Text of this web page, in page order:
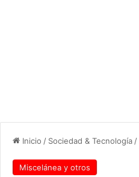
Inicio / Sociedad & Tecnología /
Miscelánea y otros